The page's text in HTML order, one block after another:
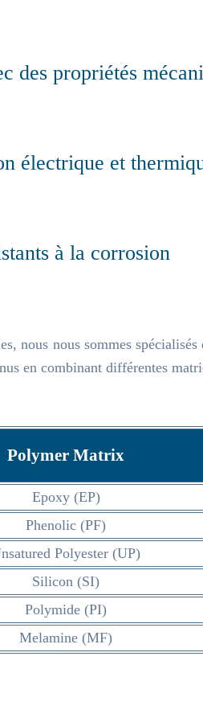
des propriétés
électrique et
à la corrosion
nous nous sommes
en combinant différentes
Polymer Matrix
Epoxy (EP)
Phenolic (PF)
Polyester (UP)
Silicon (SI)
Polymide (PI)
Melamine (MF)